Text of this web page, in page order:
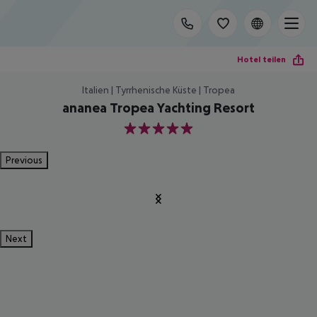
Hotel teilen
Italien | Tyrrhenische Küste | Tropea
ananea Tropea Yachting Resort
5
Previous
Next